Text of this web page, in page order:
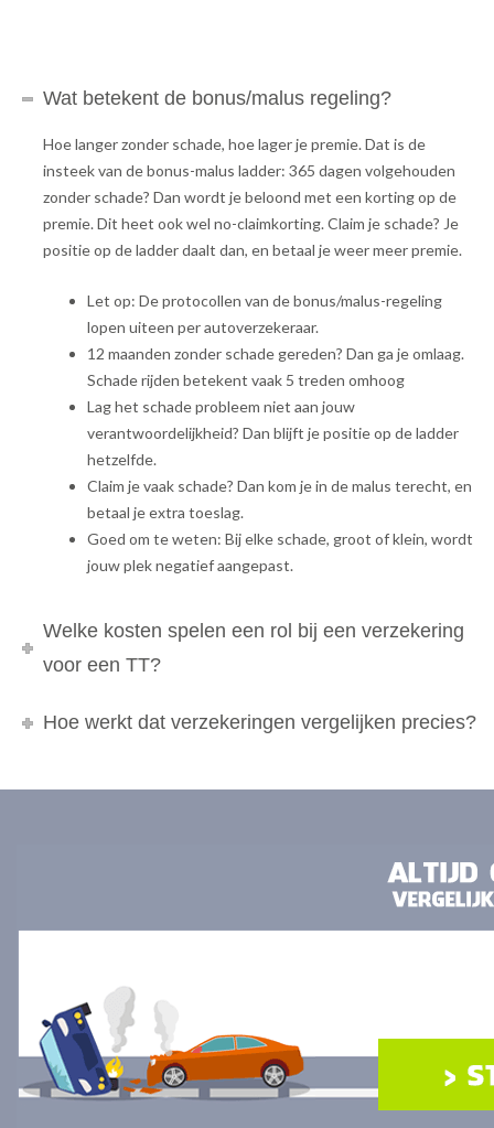
Wat betekent de bonus/malus regeling?
Hoe langer zonder schade, hoe lager je premie. Dat is de
insteek van de bonus-malus ladder: 365 dagen volgehouden
zonder schade? Dan wordt je beloond met een korting op de
premie. Dit heet ook wel no-claimkorting. Claim je schade? Je
positie op de ladder daalt dan, en betaal je weer meer premie.
Let op: De protocollen van de bonus/malus-regeling
lopen uiteen per autoverzekeraar.
12 maanden zonder schade gereden? Dan ga je omlaag.
Schade rijden betekent vaak 5 treden omhoog
Lag het schade probleem niet aan jouw
verantwoordelijkheid? Dan blijft je positie op de ladder
hetzelfde.
Claim je vaak schade? Dan kom je in de malus terecht, en
betaal je extra toeslag.
Goed om te weten: Bij elke schade, groot of klein, wordt
jouw plek negatief aangepast.
Welke kosten spelen een rol bij een verzekering
voor een TT?
Hoe werkt dat verzekeringen vergelijken precies?